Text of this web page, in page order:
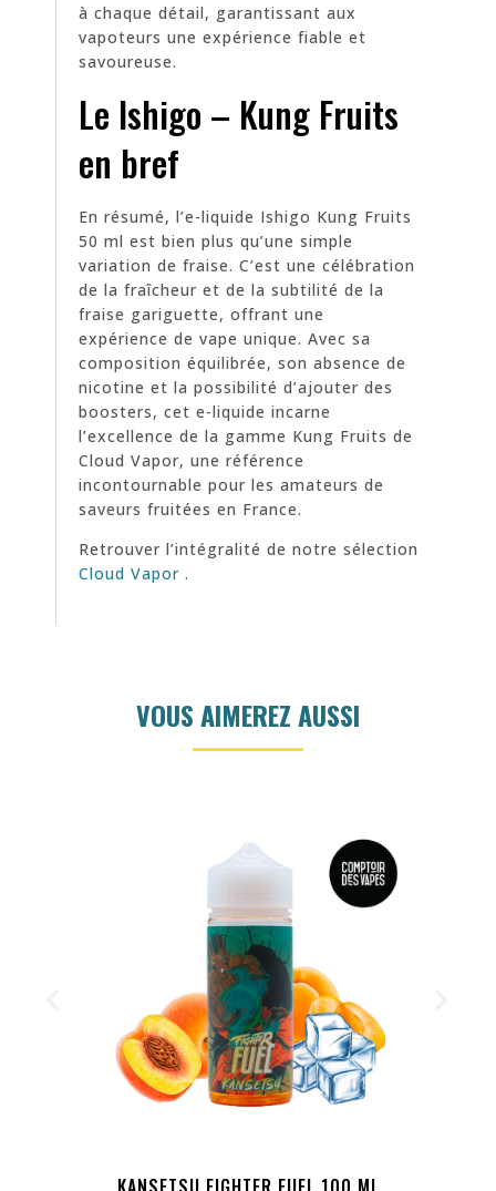
à chaque détail, garantissant aux
vapoteurs une expérience fiable et
savoureuse.
Le Ishigo – Kung Fruits
en bref
En résumé, l’e-liquide Ishigo Kung Fruits
50 ml est bien plus qu’une simple
variation de fraise. C’est une célébration
de la fraîcheur et de la subtilité de la
fraise gariguette, offrant une
expérience de vape unique. Avec sa
composition équilibrée, son absence de
nicotine et la possibilité d’ajouter des
boosters, cet e-liquide incarne
l’excellence de la gamme Kung Fruits de
Cloud Vapor, une référence
incontournable pour les amateurs de
saveurs fruitées en France.
Retrouver l’intégralité de notre sélection
Cloud Vapor .
VOUS AIMEREZ AUSSI